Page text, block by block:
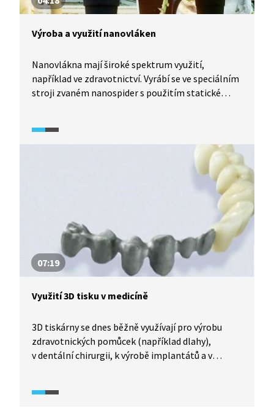
Výroba a využití nanovláken
Nanovlákna mají široké spektrum využití,
například ve zdravotnictví. Vyrábí se ve speciálním
stroji zvaném nanospider s použitím statické
07:19
Využití 3D tisku v medicíně
3D tiskárny se dnes běžně využívají pro výrobu
zdravotnických pomůcek (například dlahy),
v dentální chirurgii, k výrobě implantátů a v
doba rekonvalescence. Chirurg nejprve vytvoří 3D